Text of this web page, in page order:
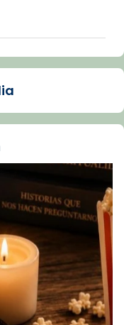
Fa gairebé
la
Vatican
news/2026-
papa-viaje-